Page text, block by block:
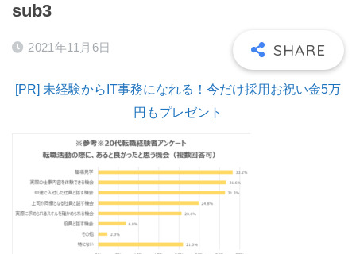
sub3
2021年11月6日
[PR] 未経験からIT事務になれる！今だけ採用お祝い金5万
円もプレゼント